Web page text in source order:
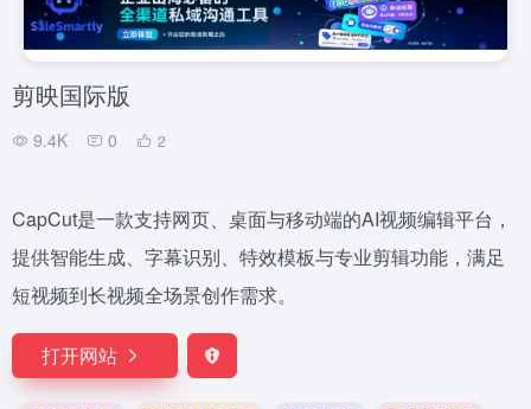
剪映国际版
9.4K 0 2
CapCut是一款支持网页、桌面与移动端的AI视频编辑平台，
提供智能生成、字幕识别、特效模板与专业剪辑功能，满足
短视频到长视频全场景创作需求。
打开网站